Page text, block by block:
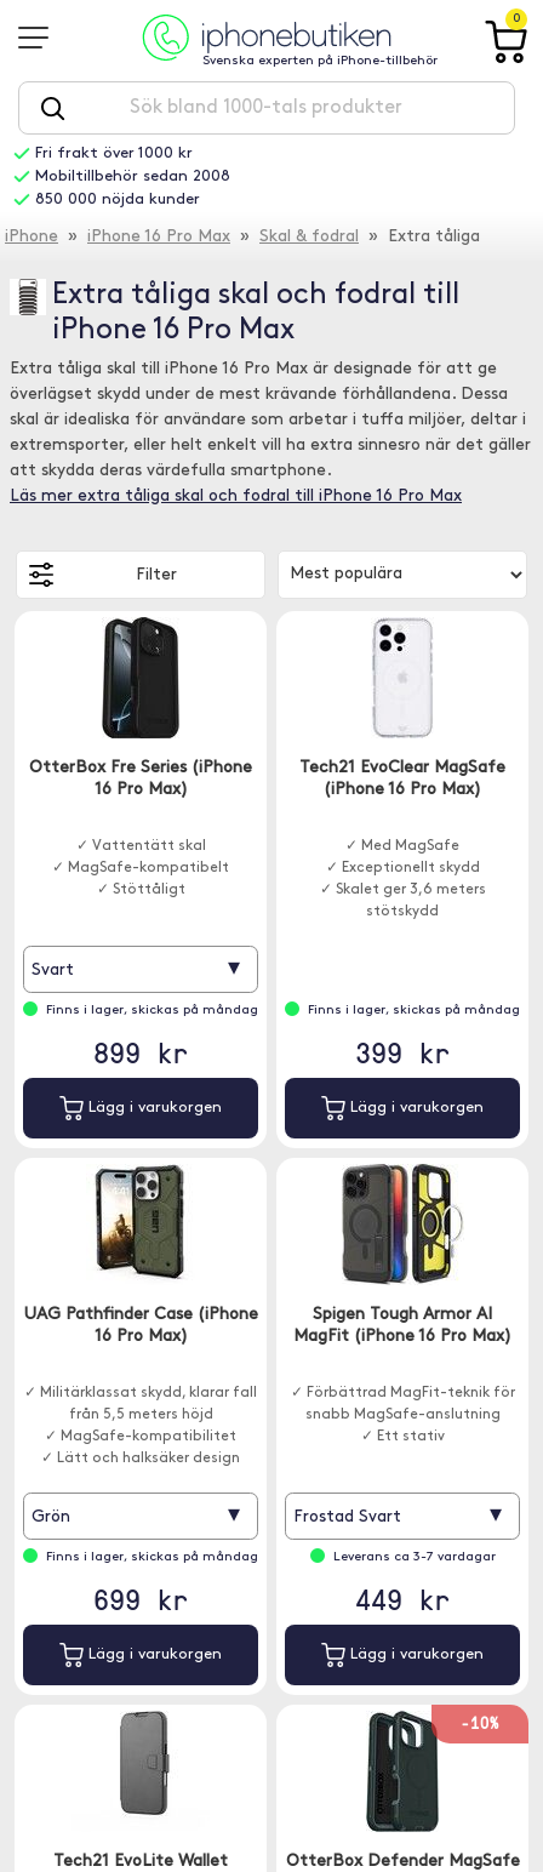
Svenska experten på iPhone-tillbehör
0
Fri frakt över 1000 kr
Mobiltillbehör sedan 2008
850 000 nöjda kunder
iPhone » iPhone 16 Pro Max » Skal & fodral » Extra tåliga
Extra tåliga skal och fodral till
iPhone 16 Pro Max
Extra tåliga skal till iPhone 16 Pro Max är designade för att ge
överlägset skydd under de mest krävande förhållandena. Dessa
skal är idealiska för användare som arbetar i tuffa miljöer, deltar i
extremsporter, eller helt enkelt vill ha extra sinnesro när det gäller
att skydda deras värdefulla smartphone.
Läs mer extra tåliga skal och fodral till iPhone 16 Pro Max
Filter
OtterBox Fre Series (iPhone
16 Pro Max)
✓ Vattentätt skal
✓ MagSafe-kompatibelt
✓ Stöttåligt
Svart ▾
Finns i lager, skickas på måndag
899 kr
Lägg i varukorgen
Tech21 EvoClear MagSafe
(iPhone 16 Pro Max)
✓ Med MagSafe
✓ Exceptionellt skydd
✓ Skalet ger 3,6 meters
stötskydd
Finns i lager, skickas på måndag
399 kr
Lägg i varukorgen
UAG Pathfinder Case (iPhone
16 Pro Max)
✓ Militärklassat skydd, klarar fall
från 5,5 meters höjd
✓ MagSafe-kompatibilitet
✓ Lätt och halksäker design
Grön ▾
Finns i lager, skickas på måndag
699 kr
Lägg i varukorgen
Spigen Tough Armor AI
MagFit (iPhone 16 Pro Max)
✓ Förbättrad MagFit-teknik för
snabb MagSafe-anslutning
✓ Ett stativ
Frostad Svart ▾
Leverans ca 3-7 vardagar
449 kr
Lägg i varukorgen
Tech21 EvoLite Wallet
-10%
OtterBox Defender MagSafe